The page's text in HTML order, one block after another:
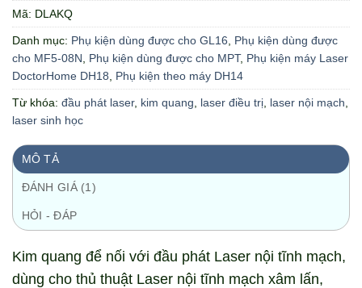
Mã: DLAKQ
Danh mục: Phụ kiện dùng được cho GL16
Phụ kiện dùng được
cho MF5-08N
Phụ kiện dùng được cho MPT, Phụ kiện máy Laser
DoctorHome DH18
Phụ kiện theo máy DH14
Từ khóa: đầu phát laser, kim quang laser điều trị laser nội mạch
laser sinh học
MÔ TẢ
ĐÁNH GIÁ (1)
HỎI - ĐÁP
Kim quang để nối với đầu phát Laser nội tĩnh mạch,
dùng cho thủ thuật Laser nội tĩnh mạch xâm lấn,